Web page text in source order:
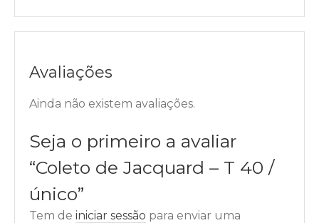
Avaliações
Ainda não existem avaliações.
Seja o primeiro a avaliar
“Coleto de Jacquard – T 40 /
único”
Tem de iniciar sessão para enviar uma